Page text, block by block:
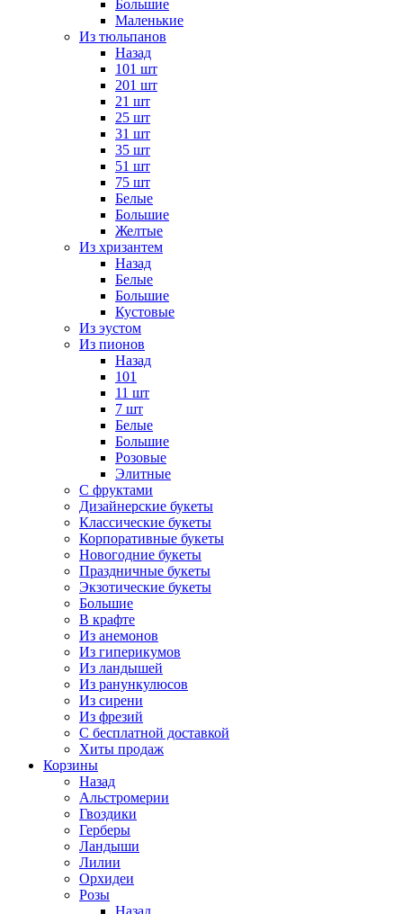
Большие
Маленькие
Из тюльпанов
Назад
101 шт
201 шт
21 шт
25 шт
31 шт
35 шт
51 шт
75 шт
Белые
Большие
Желтые
Из хризантем
Назад
Белые
Большие
Кустовые
Из эустом
Из пионов
Назад
101
11 шт
7 шт
Белые
Большие
Розовые
Элитные
С фруктами
Дизайнерские букеты
Классические букеты
Корпоративные букеты
Новогодние букеты
Праздничные букеты
Экзотические букеты
Большие
В крафте
Из анемонов
Из гиперикумов
Из ландышей
Из ранункулюсов
Из сирени
Из фрезий
С бесплатной доставкой
Хиты продаж
Корзины
Назад
Альстромерии
Гвоздики
Герберы
Ландыши
Лилии
Орхидеи
Розы
Назад